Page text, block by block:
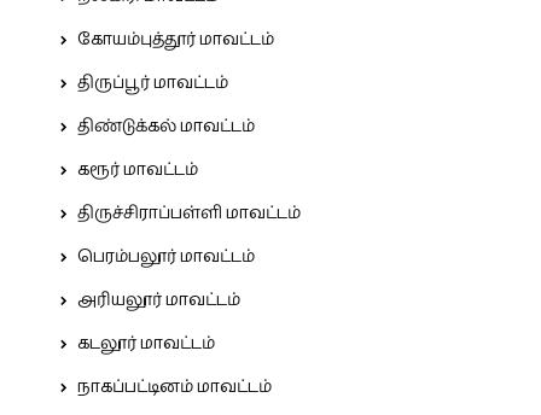
கோயம்புத்தூர் மாவட்டம்
திருப்பூர் மாவட்டம்
திண்டுக்கல் மாவட்டம்
கரூர் மாவட்டம்
திருச்சிராப்பள்ளி மாவட்டம்
பெரம்பலூர் மாவட்டம்
அரியலூர் மாவட்டம்
கடலூர் மாவட்டம்
நாகப்பட்டினம் மாவட்டம்